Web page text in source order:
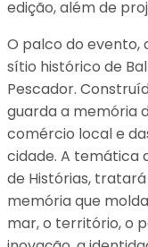
edição, além de
O palco do evento,
sítio histórico de
Pescador.
guarda a memória
comércio local e
cidade. A temática
de Histórias,
memória que
mar, o território, o